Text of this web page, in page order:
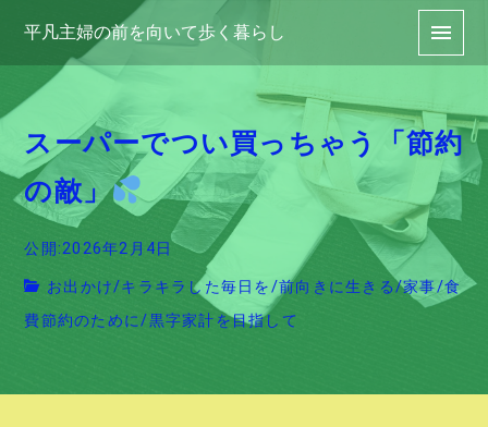
平凡主婦の前を向いて歩く暮らし
スーパーでつい買っちゃう「節約
の敵」
公開:2026年2月4日
お出かけ/キラキラした毎日を/前向きに生きる/家事/食
費節約のために/黒字家計を目指して